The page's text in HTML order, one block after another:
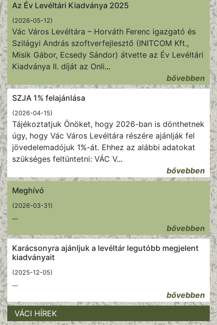
Az Év Levéltári Kiadványa 2025
(2026-05-12)
Vác Város Levéltára – Horváth Ferenc igazgató és
Szilágyi András szoftverfejlesztő (INITCOM Kft.,
Misik Gábor, Ecsedy Sándor) átvette az Év Levéltári
Kiadványa II. díját az Onli...
bővebben
SZJA 1% felajánlása
(2026-04-15)
Tájékoztatjuk Önöket, hogy 2026-ban is dönthetnek
úgy, hogy Vác Város Levéltára részére ajánlják fel
jövedelemadójuk 1%-át. Ehhez az alábbi adatokat
szükséges feltüntetni: VÁC V...
bővebben
Meghívó
(2026-03-31)
...
bővebben
Karácsonyra ajánljuk a levéltár legutóbb megjelent
kiadványait
(2025-12-05)
...
bővebben
VÁCI HÍREK